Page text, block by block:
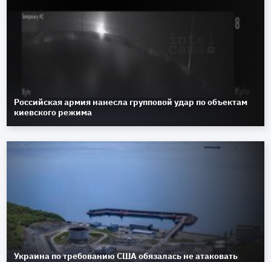
Российская армия нанесла групповой удар по объектам
киевского режима
Украина по требованию США обязалась не атаковать